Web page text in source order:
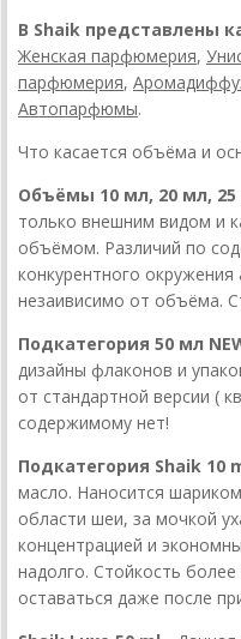
В Shaik представлены
Женская парфюмерия,
парфюмерия,
Автопарфюмы.
Что касается объёма и
Объёмы 10 мл, 20 мл, 25
только внешним видом и
объёмом. Различий по
конкурентного
незаивисимо от объёма.
Подкатегория 50 мл
дизайны флаконов и
от стандартной версии (
содержимому нет!
Подкатегория Shaik 10
масло. Наносится
области шеи, за мочкой
концентрацией и
надолго. Стойкость
оставаться даже после